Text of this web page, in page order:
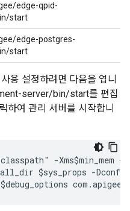
edge-qpid-
start
edge-postgres-
start
용 설정하려면 다음을 엽니
server/bin/start를 편집
하여 관리 서버를 시작합니
-
$sys_props -